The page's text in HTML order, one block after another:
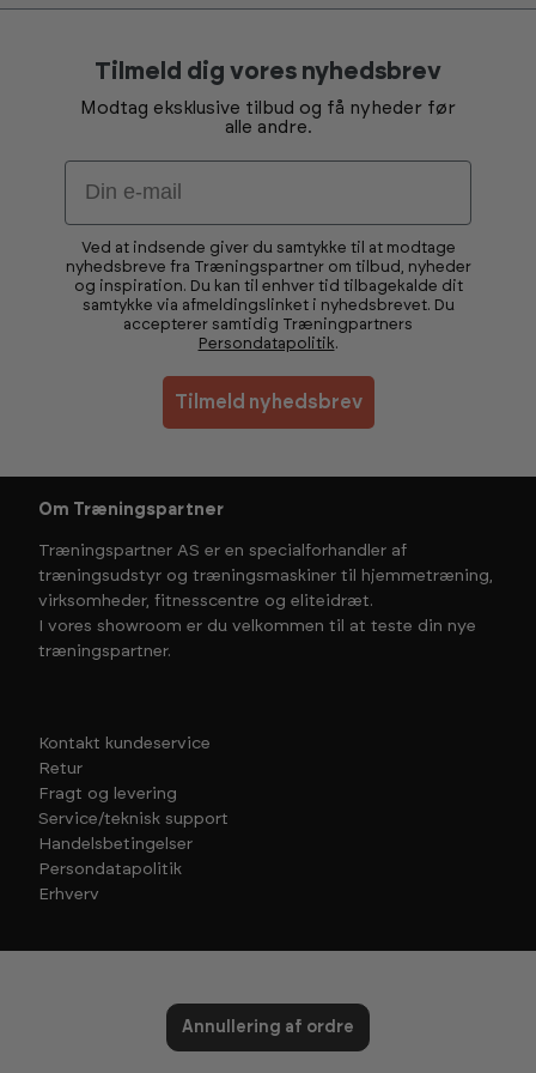
Tilmeld dig vores nyhedsbrev
Modtag eksklusive tilbud og få nyheder før
alle andre.
Email
Ved at indsende giver du samtykke til at modtage
nyhedsbreve fra Træningspartner om tilbud, nyheder
og inspiration. Du kan til enhver tid tilbagekalde dit
samtykke via afmeldingslinket i nyhedsbrevet. Du
accepterer samtidig Træningpartners
Persondatapolitik.
Tilmeld nyhedsbrev
Om Træningspartner
Træningspartner AS er en specialforhandler af
træningsudstyr og træningsmaskiner til hjemmetræning,
virksomheder, fitnesscentre og eliteidræt.
I vores showroom er du velkommen til at teste din nye
træningspartner.
Kontakt kundeservice
Retur
Fragt og levering
Service/teknisk support
Handelsbetingelser
Persondatapolitik
Erhverv
Annullering af ordre